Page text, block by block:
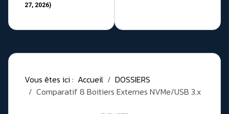
27, 2026)
Vous êtes ici : Accueil
DOSSIERS
Comparatif 8 Boitiers Externes NVMe/USB 3.x